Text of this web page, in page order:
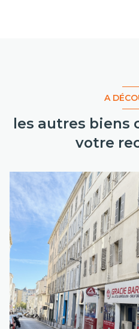
A
les autres biens
votre